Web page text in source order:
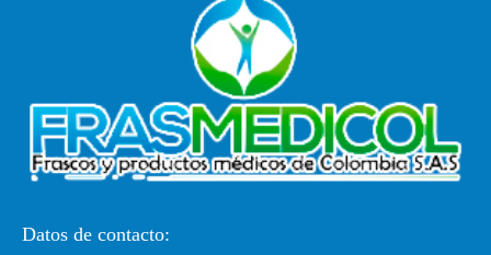
Datos de contacto: